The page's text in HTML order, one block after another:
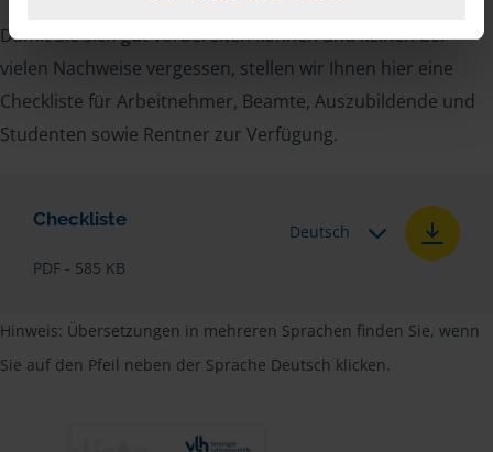
Damit Sie sich gut vorbereiten können und keinen der
vielen Nachweise vergessen, stellen wir Ihnen hier eine
Checkliste für Arbeitnehmer, Beamte, Auszubildende und
Studenten sowie Rentner zur Verfügung.
Checkliste
PDF - 585 KB
Deutsch
Hinweis: Übersetzungen in mehreren Sprachen finden Sie, wenn
Sie auf den Pfeil neben der Sprache Deutsch klicken.